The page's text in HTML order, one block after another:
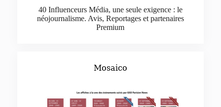
40 Influenceurs Média, une seule exigence : le
néojournalisme. Avis, Reportages et partenaires
Premium
Mosaico